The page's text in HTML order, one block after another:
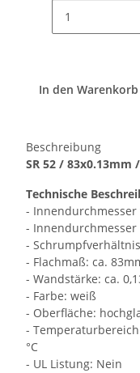
In den Warenkorb
Beschreibung
SR 52 / 83x0.13mm
Technische
-
-
-
- Flachmaß: ca.
- Wandstärke: ca.
- Farbe: weiß
- Oberfläche:
-
°C
- UL Listung: Nein